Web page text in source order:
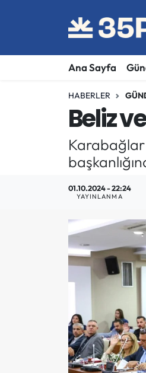
Ana Sayfa
HABERLER
Beliz
Karabağlar
01.10.2024 - 22:24
YAYINLANMA